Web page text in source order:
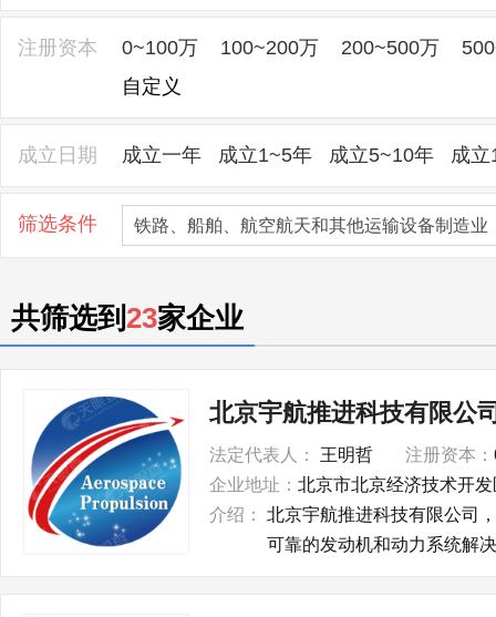
注册资本 0~100万 100~200万 200~500万
自定义
成立日期 成立一年 成立1~5年 成立5~10年 成立
筛选条件 铁路、船舶、航空航天和其他运输设备制造业
共筛选到 23家企业
北京宇航推进科技有限公
法定代表人： 王明哲 注册资本：
企业地址： 北京市北京经济技术开
介绍： 北京宇航推进科技有限公司
可靠的发动机和动力系统解